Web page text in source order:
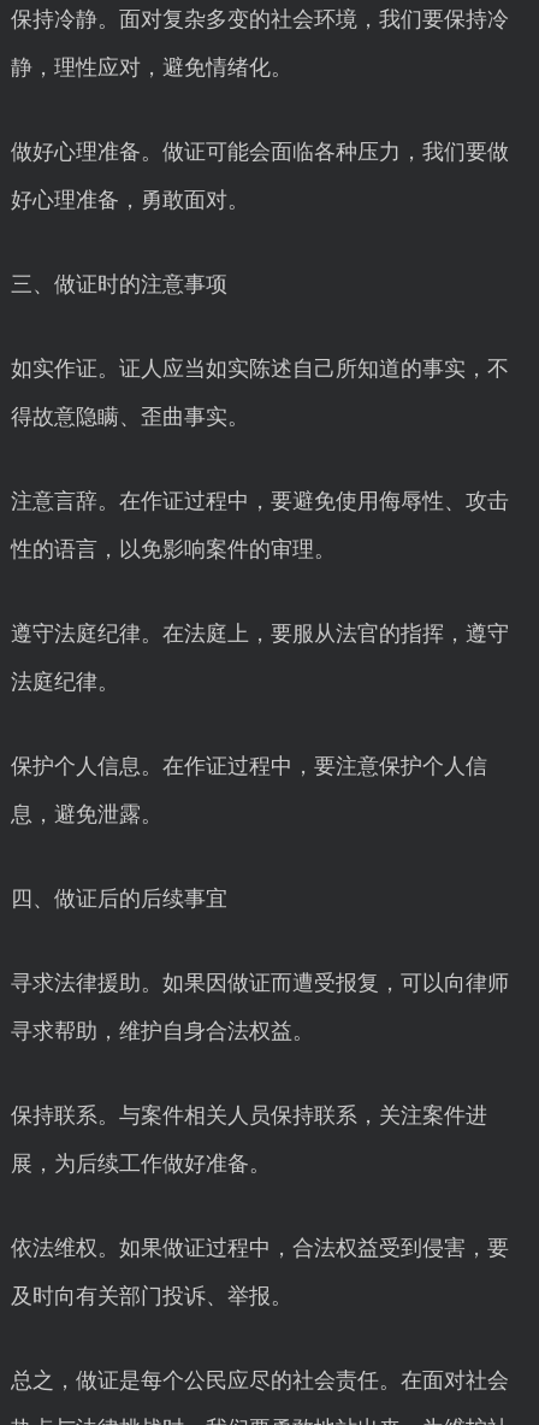
保持冷静。面对复杂多变的社会环境，我们要保持冷
静，理性应对，避免情绪化。
做好心理准备。做证可能会面临各种压力，我们要做
好心理准备，勇敢面对。
三、做证时的注意事项
如实作证。证人应当如实陈述自己所知道的事实，不
得故意隐瞒、歪曲事实。
注意言辞。在作证过程中，要避免使用侮辱性、攻击
性的语言，以免影响案件的审理。
遵守法庭纪律。在法庭上，要服从法官的指挥，遵守
法庭纪律。
保护个人信息。在作证过程中，要注意保护个人信
息，避免泄露。
四、做证后的后续事宜
寻求法律援助。如果因做证而遭受报复，可以向律师
寻求帮助，维护自身合法权益。
保持联系。与案件相关人员保持联系，关注案件进
展，为后续工作做好准备。
依法维权。如果做证过程中，合法权益受到侵害，要
及时向有关部门投诉、举报。
总之，做证是每个公民应尽的社会责任。在面对社会